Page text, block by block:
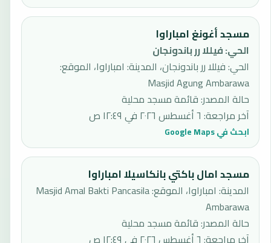
مسجد أغونغ امباراوا
الحي:فيللا رر باندونجان
الحي: فيللا رر باندونجان، المدينة: امباراوا، الموقع:
Masjid Agung Ambarawa
حالة المصدر:قائمة مسجد محلية
آخر مراجعة: ٦ أغسطس ٢٠٢٦ في ١٢:٤٩ ص
ابحث في Google Maps
مسجد امال باكتي بانكاسيلا امباراوا
المدينة: امباراوا، الموقع: Masjid Amal Bakti Pancasila
Ambarawa
حالة المصدر:قائمة مسجد محلية